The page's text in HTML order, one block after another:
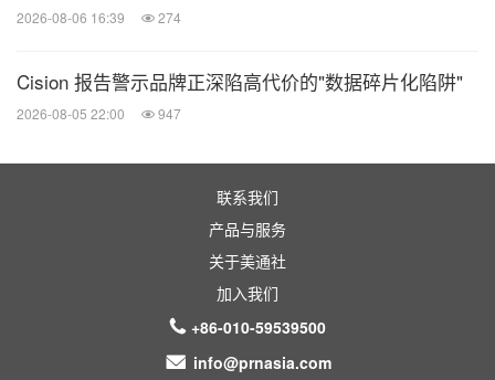
2026-08-06 16:39 274
Cision 报告警示品牌正深陷高代价的"数据碎片化陷阱"
2026-08-05 22:00 947
联系我们
产品与服务
关于美通社
加入我们
+86-010-59539500
info@prnasia.com